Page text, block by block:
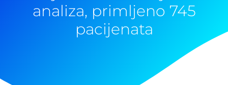
analiza, primljeno 745
pacijenata